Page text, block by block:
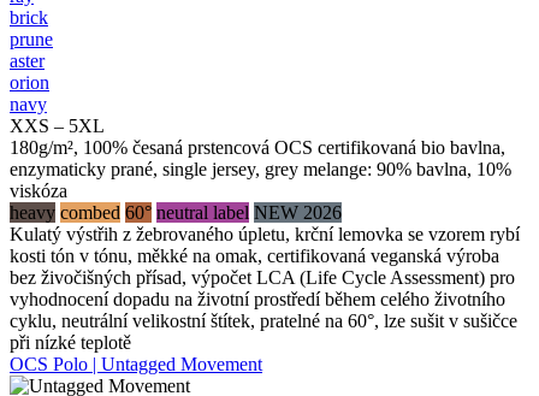
brick
prune
aster
orion
navy
XXS – 5XL
180g/m², 100% česaná prstencová OCS certifikovaná bio bavlna,
enzymaticky prané, single jersey, grey melange: 90% bavlna, 10%
viskóza
heavy combed 60° neutral label NEW 2026
Kulatý výstřih z žebrovaného úpletu, krční lemovka se vzorem rybí
kosti tón v tónu, měkké na omak, certifikovaná veganská výroba
bez živočišných přísad, výpočet LCA (Life Cycle Assessment) pro
vyhodnocení dopadu na životní prostředí během celého životního
cyklu, neutrální velikostní štítek, pratelné na 60°, lze sušit v sušičce
při nízké teplotě
OCS Polo | Untagged Movement